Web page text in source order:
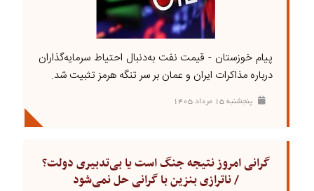
پیام خوزستان - قیمت نفت به‌دنبال احتیاط سرمایه‌گذاران
درباره مذاکرات ایران و عمان بر سر تنگه هرمز تثبیت شد.
پنجشنبه ۱۵ مرداد ۱۴۰۵
گرانی امروز نتیجه جنگ است یا بی‌تدبیری دولت؟
/ ناترازی بنزین با گرانی حل نمی‌شود